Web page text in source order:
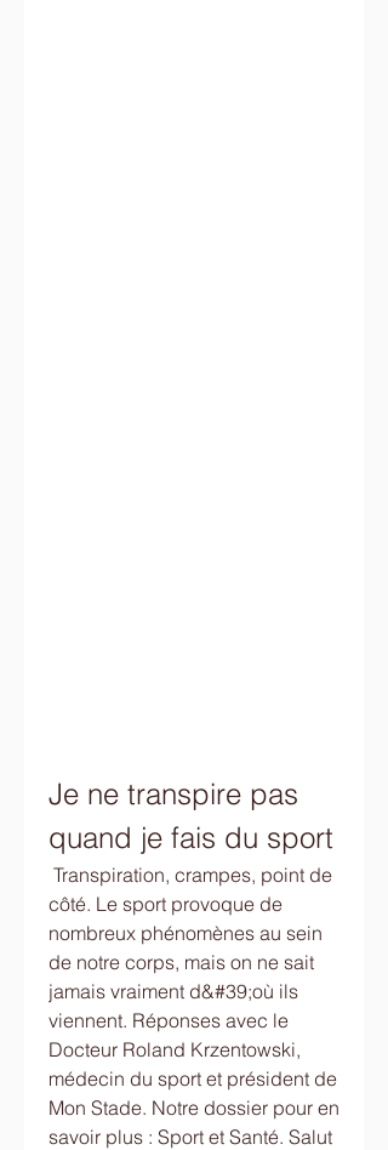
Je ne transpire pas
quand je fais du sport
côté. Le sport provoque de
nombreux phénomènes au sein
de notre corps, mais on ne sait
jamais vraiment d&#39;où ils
viennent. Réponses avec le
Docteur Roland Krzentowski,
médecin du sport et président de
Mon Stade. Notre dossier pour en
savoir plus : Sport et Santé. Salut